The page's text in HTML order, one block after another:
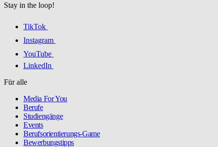
Stay in the loop!
TikTok
Instagram
YouTube
LinkedIn
Für alle
Media For You
Berufe
Studiengänge
Events
Berufsorientierungs-Game
Bewerbungstipps